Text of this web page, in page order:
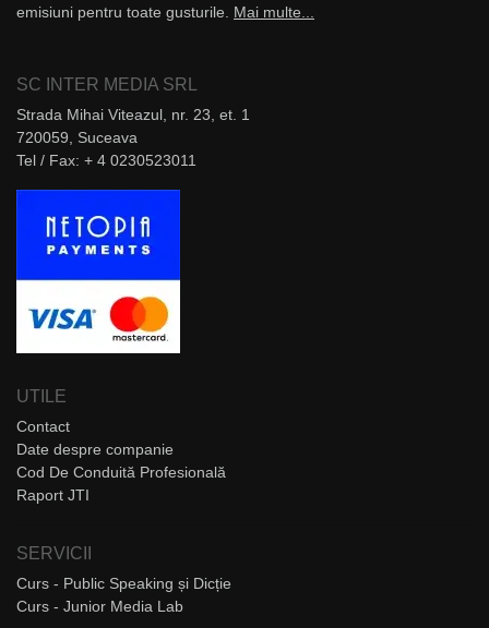
emisiuni pentru toate gusturile. Mai multe...
SC INTER MEDIA SRL
Strada Mihai Viteazul, nr. 23, et. 1
720059, Suceava
Tel / Fax: + 4 0230523011
UTILE
Contact
Date despre companie
Cod De Conduită Profesională
Raport JTI
SERVICII
Curs - Public Speaking și Dicție
Curs - Junior Media Lab